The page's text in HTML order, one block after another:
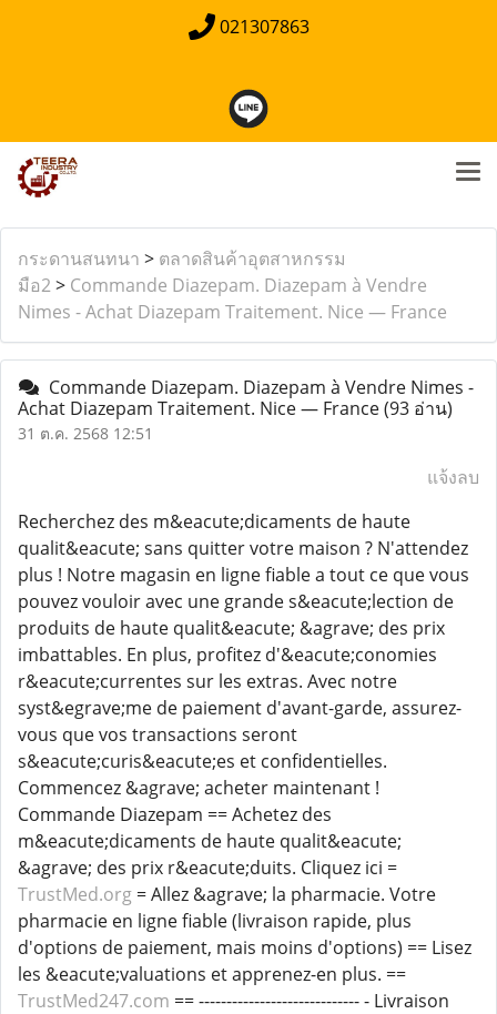
021307863
กระดานสนทนา > ตลาดสินค้าอุตสาหกรรม
มือ2> Commande Diazepam. Diazepam à Vendre
Nimes - Achat Diazepam Traitement. Nice — France
Commande Diazepam. Diazepam à Vendre Nimes -
Achat Diazepam Traitement. Nice — France(93 อ่าน)
31 ต.ค. 2568 12:51
แจ้งลบ
Recherchez des m&eacute;dicaments de haute
qualit&eacute; sans quitter votre maison ? N'attendez
plus ! Notre magasin en ligne fiable a tout ce que vous
pouvez vouloir avec une grande s&eacute;lection de
produits de haute qualit&eacute; &agrave; des prix
imbattables. En plus, profitez d'&eacute;conomies
r&eacute;currentes sur les extras. Avec notre
syst&egrave;me de paiement d'avant-garde, assurez-
vous que vos transactions seront
s&eacute;curis&eacute;es et confidentielles.
Commencez &agrave; acheter maintenant !
Commande Diazepam == Achetez des
m&eacute;dicaments de haute qualit&eacute;
&agrave; des prix r&eacute;duits. Cliquez ici =
TrustMed.org = Allez &agrave; la pharmacie. Votre
pharmacie en ligne fiable (livraison rapide, plus
d'options de paiement, mais moins d'options) == Lisez
les &eacute;valuations et apprenez-en plus. ==
TrustMed247.com == ----------------------------- - Livraison